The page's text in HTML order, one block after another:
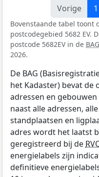
Vorige
1
Bovenstaande tabel toont
postcodegebied 5682 EV.
postcode 5682EV in de BAG
2026.
De BAG
het Kadaster) bevat de
adressen en
naast alle adressen,
standplaatsen en
adres wordt het laatst
geregistreerd bij de
energielabels zijn
definitieve